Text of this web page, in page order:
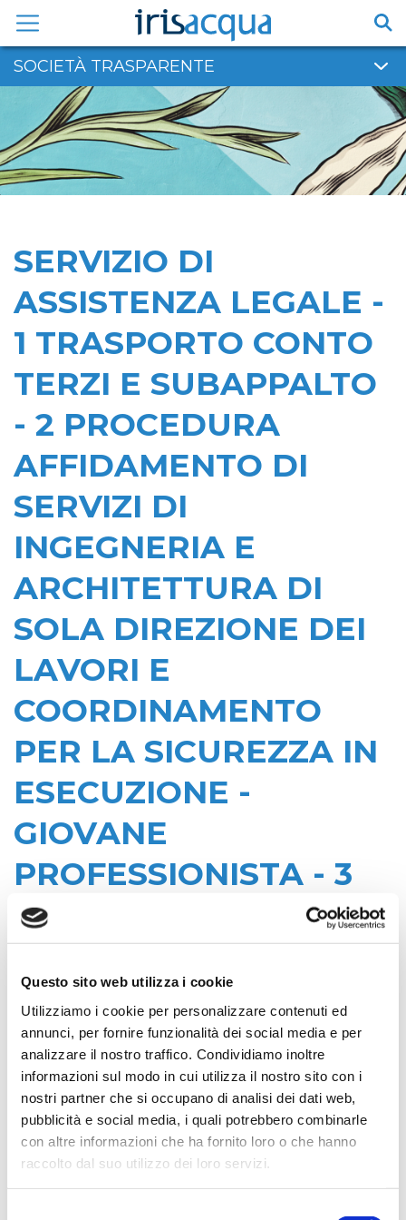
Questo sito web utilizza i cookie
Utilizziamo i cookie per personalizzare contenuti ed
annunci, per fornire funzionalità dei social media e per
analizzare il nostro traffico. Condividiamo inoltre
informazioni sul modo in cui utilizza il nostro sito con i
nostri partner che si occupano di analisi dei dati web,
pubblicità e social media, i quali potrebbero combinarle
con altre informazioni che ha fornito loro o che hanno
raccolto dal suo utilizzo dei loro servizi.
contenuto
SOCIETÀ TRASPARENTE
SERVIZIO DI
ASSISTENZA LEGALE -
1 TRASPORTO CONTO
TERZI E SUBAPPALTO
- 2 PROCEDURA
AFFIDAMENTO DI
SERVIZI DI
INGEGNERIA E
ARCHITETTURA DI
SOLA DIREZIONE DEI
LAVORI E
COORDINAMENTO
PER LA SICUREZZA IN
ESECUZIONE -
GIOVANE
PROFESSIONISTA - 3
DEPURATORE DI
STARANZANO
Data di pubblicazione: 04/08/2020
Struttura proponente:
'Irisacqua srl P.I./C.F. 01070220312. - Ufficio
Tecnico
Oggetto:
SERVIZIO DI ASSISTENZA LEGALE - 1
TRASPORTO CONTO TERZI E SUBAPPALTO - 2